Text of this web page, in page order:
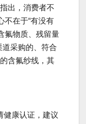
出，消费者不
不在于“有没有
氟物质、残留量
道采购的、符合
含氟纱线，其
健康认证，建议